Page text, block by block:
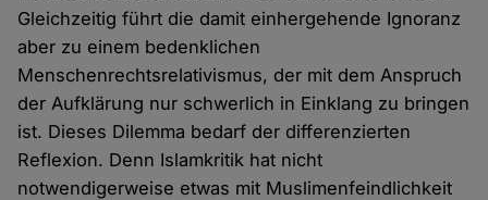
Gleichzeitig führt die damit einhergehende Ignoranz
aber zu einem bedenklichen
Menschenrechtsrelativismus, der mit dem Anspruch
der Aufklärung nur schwerlich in Einklang zu bringen
ist. Dieses Dilemma bedarf der differenzierten
Reflexion. Denn Islamkritik hat nicht
notwendigerweise etwas mit Muslimenfeindlichkeit